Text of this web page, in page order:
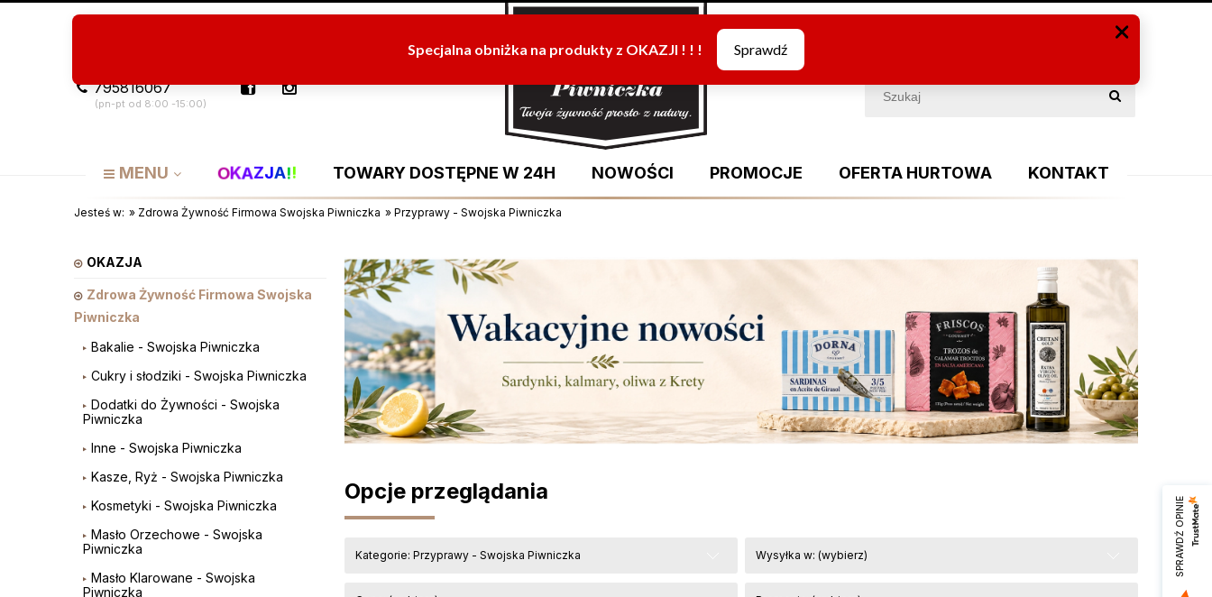
795816067
(pn-pt od 8:00 -15:00)
MENU OKAZJA!! TOWARY DOSTĘPNE W 24H NOWOŚCI PROMOCJE OFERTA HURTOWA KONTAKT
Jesteś w: » Zdrowa Żywność Firmowa Swojska Piwniczka » Przyprawy - Swojska Piwniczka
OKAZJA
Zdrowa Żywność Firmowa Swojska
Piwniczka
Bakalie - Swojska Piwniczka
Cukry i słodziki - Swojska Piwniczka
Dodatki do Żywności - Swojska
Piwniczka
Inne - Swojska Piwniczka
Kasze, Ryż - Swojska Piwniczka
Kosmetyki - Swojska Piwniczka
Masło Orzechowe - Swojska
Piwniczka
Masło Klarowane - Swojska
Piwniczka
Opcje przeglądania
Kategorie: Przyprawy - Swojska Piwniczka Wysyłka w: (wybierz) SPRAWDŹ OPINIE